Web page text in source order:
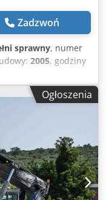
Zadzwoń
sprawny, numer
2005, godziny
diesel, masa
, Vollcontainer
Dcjdpozkczpjfx
Stan: Gotowy do
dobry Rodzaj opon
tylnych:
Ogłoszenia